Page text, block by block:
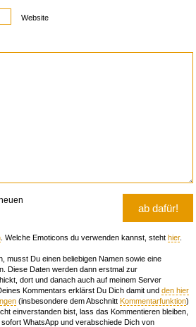
Website
. Welche Emoticons du verwenden kannst, steht hier.
musst Du einen beliebigen Namen sowie eine
Diese Daten werden dann erstmal zur
dort und danach auch auf meinem Server
Kommentars erklärst Du Dich damit und den hier
(insbesondere dem Abschnitt Kommentarfunktion)
einverstanden bist, lass das Kommentieren bleiben,
WhatsApp und verabschiede Dich von